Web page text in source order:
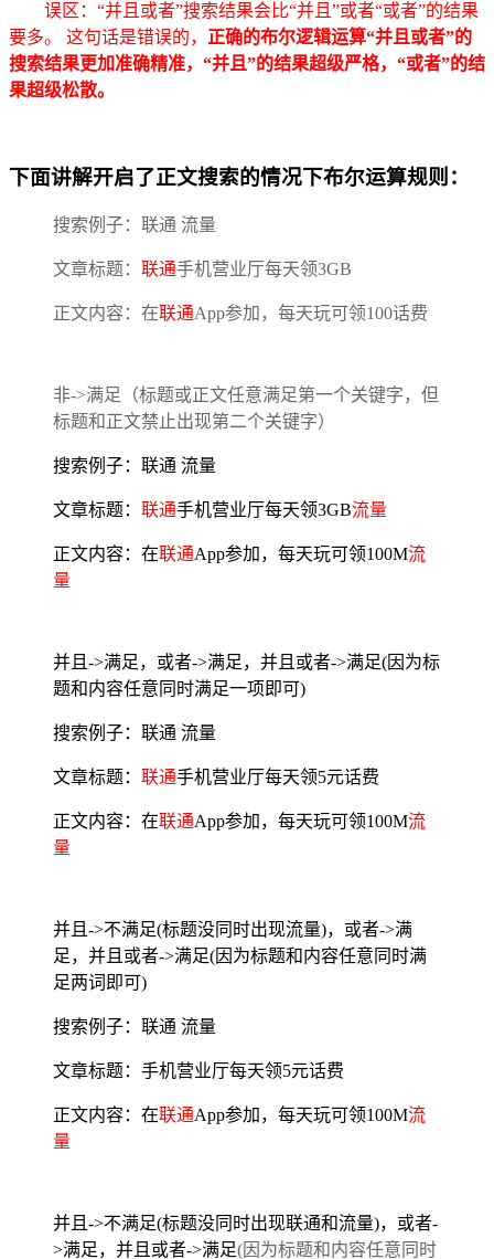
误区：“并且或者”搜索结果会比“并且”或者“或者”的结果
要多。 这句话是错误的， 正确的布尔逻辑运算“并且或者”的
搜索结果更加准确精准，“并且”的结果超级严格，“或者”的结
果超级松散。
下面讲解开启了正文搜索的情况下布尔运算规则：
搜索例子：联通 流量
文章标题： 联通手机营业厅每天领3GB
正文内容：在联通App参加，每天玩可领100话费
非->满足（标题或正文任意满足第一个关键字，但
标题和正文禁止出现第二个关键字）
搜索例子：联通 流量
文章标题： 联通手机营业厅每天领3GB流量
正文内容：在联通App参加，每天玩可领100M流
量
并且->满足，或者->满足，并且或者->满足(因为标
题和内容任意同时满足一项即可)
搜索例子：联通 流量
文章标题： 联通手机营业厅每天领5元话费
正文内容：在联通App参加，每天玩可领100M流
量
并且->不满足(标题没同时出现流量)，或者->满
足，并且或者->满足(因为标题和内容任意同时满
足两词即可)
搜索例子：联通 流量
文章标题：手机营业厅每天领5元话费
正文内容：在联通App参加，每天玩可领100M流
量
并且->不满足(标题没同时出现联通和流量)，或者-
>满足，并且或者->满足(因为标题和内容任意同时